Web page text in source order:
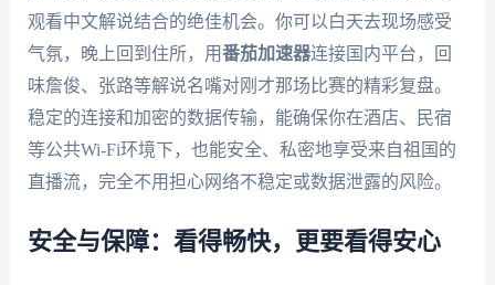
观看中文解说结合的绝佳机会。你可以白天去现场感受
气氛，晚上回到住所，用番茄加速器连接国内平台，回
味詹俊、张路等解说名嘴对刚才那场比赛的精彩复盘。
稳定的连接和加密的数据传输，能确保你在酒店、民宿
等公共Wi-Fi环境下，也能安全、私密地享受来自祖国的
直播流，完全不用担心网络不稳定或数据泄露的风险。
安全与保障：看得畅快，更要看得安心